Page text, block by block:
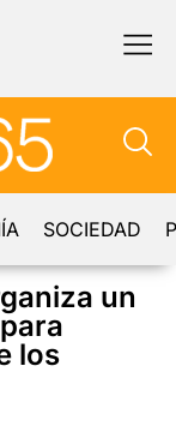
SOCIEDAD
un
los